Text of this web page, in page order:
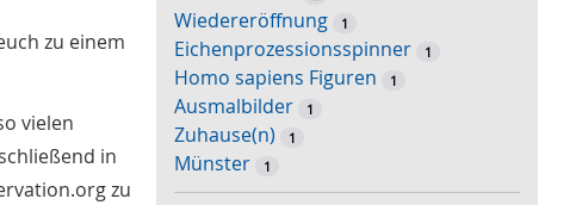
zu einem
vielen
in
zu
Wiedereröffnung 1
Eichenprozessionsspinner 1
Homo sapiens Figuren 1
Ausmalbilder 1
Zuhause(n) 1
Münster 1